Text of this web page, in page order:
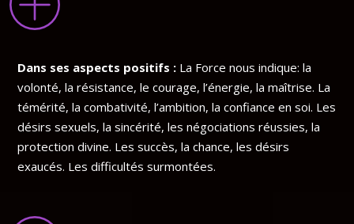
Dans ses aspects positifs : La Force nous indique: la
volonté, la résistance, le courage, l’énergie, la maîtrise. La
témérité, la combativité, l’ambition, la confiance en soi. Les
désirs sexuels, la sincérité, les négociations réussies, la
protection divine. Les succès, la chance, les désirs
exaucés. Les difficultés surmontées.